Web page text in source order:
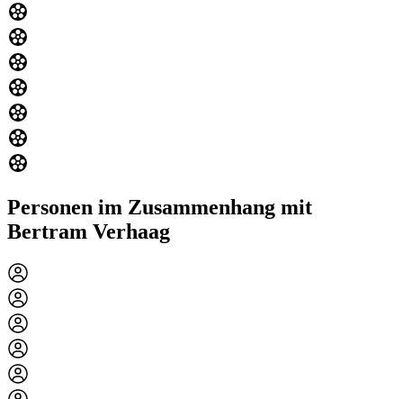
Personen im Zusammenhang mit
Bertram Verhaag